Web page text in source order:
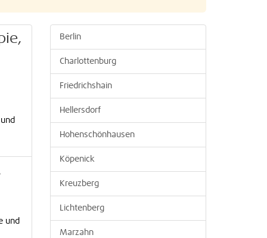
und
Berlin
Charlottenburg
Friedrichshain
Hellersdorf
Hohenschönhausen
Köpenick
Kreuzberg
Lichtenberg
Marzahn